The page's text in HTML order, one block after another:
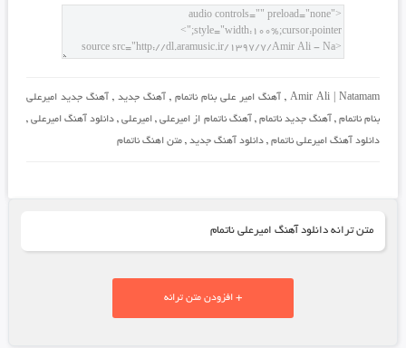
Amir Ali | Natamam
, آهنگ امیر علی بنام ناتمام, آهنگ جدید , آهنگ جدید امیرعلی
بنام ناتمام, آهنگ جدید ناتمام , آهنگ ناتمام از امیرعلی, امیرعلی, دانلود آهنگ امیرعلی ,
دانلود آهنگ امیرعلی ناتمام, دانلود آهنگ جدید, متن اهنگ ناتمام
متن ترانه دانلود آهنگ امیرعلی ناتمام
+ افزودن متن ترانه